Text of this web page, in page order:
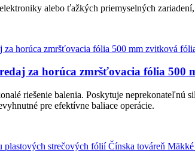
alebo ťažkých priemyselných
za horúca zmršťovacia fólia
riešenie balenia. Poskytuje neprekonateľnú
pre efektívne baliace operácie.